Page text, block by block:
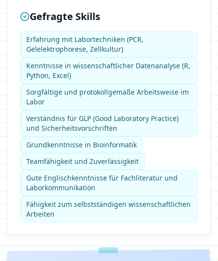
Gefragte Skills
Erfahrung mit Labortechniken (PCR,
Gelelektrophorese, Zellkultur)
Kenntnisse in wissenschaftlicher Datenanalyse (R,
Python, Excel)
Sorgfältige und protokollgemäße Arbeitsweise im
Labor
Verständnis für GLP (Good Laboratory Practice)
und Sicherheitsvorschriften
Grundkenntnisse in Bioinformatik
Teamfähigkeit und Zuverlässigkeit
Gute Englischkenntnisse für Fachliteratur und
Laborkommunikation
Fähigkeit zum selbstständigen wissenschaftlichen
Arbeiten